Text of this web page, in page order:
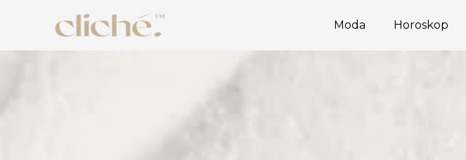
Moda Horoskop